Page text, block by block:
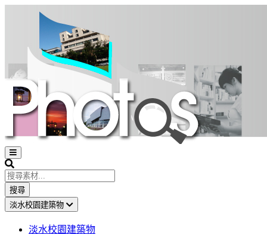
Open
sidebar
Search
搜尋
淡水校園建築物
淡水校園建築物